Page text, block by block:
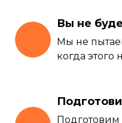
Вы не
Мы не
когда этого